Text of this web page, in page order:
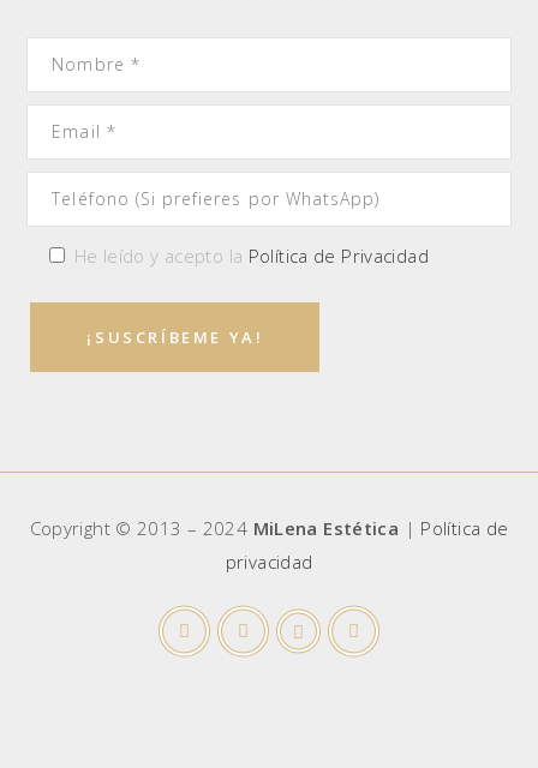
He leído y acepto la Política de Privacidad
Copyright © 2013 – 2024 MiLena Estética | Política de
privacidad